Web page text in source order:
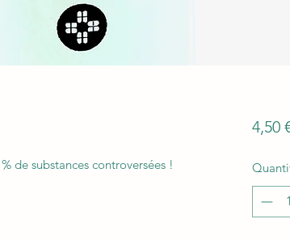
de substances controversées !
4,50